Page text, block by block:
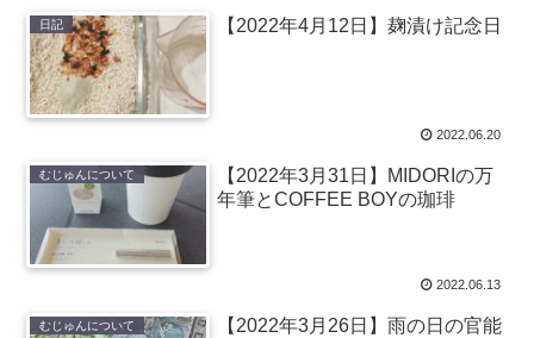
日記 【2022年4月12日】麹漬け記念日
2022.06.20
むじゅんについて
【2022年3月31日】MIDORIの万
年筆とCOFFEE BOYの珈琲
2022.06.13
むじゅんについて 【2022年3月26日】雨の日の官能